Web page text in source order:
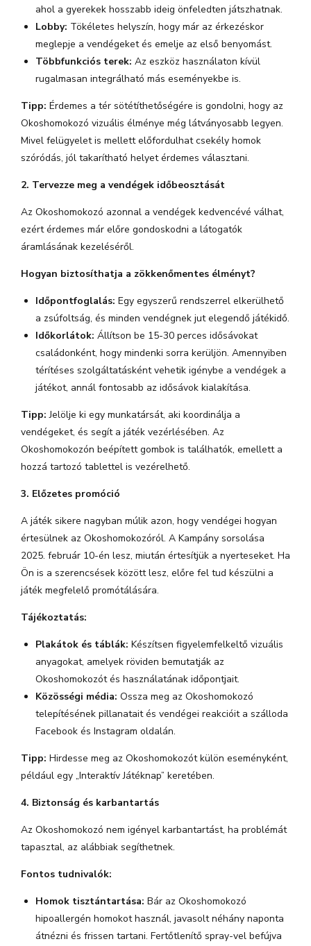
ahol a gyerekek hosszabb ideig önfeledten játszhatnak.
Lobby: Tökéletes helyszín, hogy már az érkezéskor
meglepje a vendégeket és emelje az első benyomást.
Többfunkciós terek: Az eszköz használaton kívül
rugalmasan integrálható más eseményekbe is.
Tipp: Érdemes a tér sötétíthetőségére is gondolni, hogy az
Okoshomokozó vizuális élménye még látványosabb legyen.
Mivel felügyelet is mellett előfordulhat csekély homok
szóródás, jól takarítható helyet érdemes választani.
2. Tervezze meg a vendégek időbeosztását
Az Okoshomokozó azonnal a vendégek kedvencévé válhat,
ezért érdemes már előre gondoskodni a látogatók
áramlásának kezeléséről.
Hogyan biztosíthatja a zökkenőmentes élményt?
Időpontfoglalás: Egy egyszerű rendszerrel elkerülhető
a zsúfoltság, és minden vendégnek jut elegendő játékidő.
Időkorlátok: Állítson be 15-30 perces idősávokat
családonként, hogy mindenki sorra kerüljön. Amennyiben
térítéses szolgáltatásként vehetik igénybe a vendégek a
játékot, annál fontosabb az idősávok kialakítása.
Tipp: Jelölje ki egy munkatársát, aki koordinálja a
vendégeket, és segít a játék vezérlésében. Az
Okoshomokozón beépített gombok is találhatók, emellett a
hozzá tartozó tablettel is vezérelhető.
3. Előzetes promóció
A játék sikere nagyban múlik azon, hogy vendégei hogyan
értesülnek az Okoshomokozóról. A Kampány sorsolása
2025. február 10-én lesz, miután értesítjük a nyerteseket. Ha
Ön is a szerencsések között lesz, előre fel tud készülni a
játék megfelelő promótálására.
Tájékoztatás:
Plakátok és táblák: Készítsen figyelemfelkeltő vizuális
anyagokat, amelyek röviden bemutatják az
Okoshomokozót és használatának időpontjait.
Közösségi média: Ossza meg az Okoshomokozó
telepítésének pillanatait és vendégei reakcióit a szálloda
Facebook és Instagram oldalán.
Tipp: Hirdesse meg az Okoshomokozót külön eseményként,
például egy „Interaktív Játéknap” keretében.
4. Biztonság és karbantartás
Az Okoshomokozó nem igényel karbantartást, ha problémát
tapasztal, az alábbiak segíthetnek.
Fontos tudnivalók:
Homok tisztántartása: Bár az Okoshomokozó
hipoallergén homokot használ, javasolt néhány naponta
átnézni és frissen tartani. Fertőtlenítő spray-vel befújva